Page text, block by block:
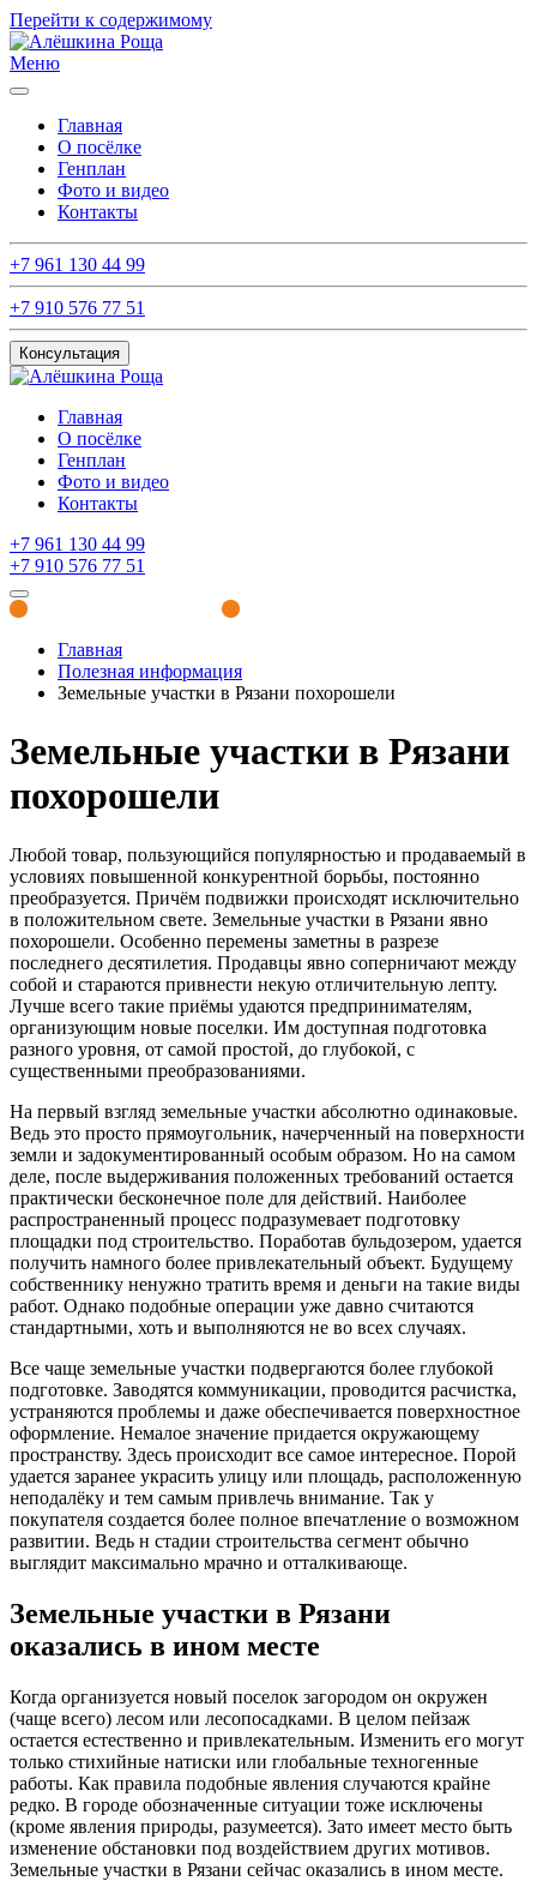
Перейти к содержимому
Меню
Главная
О посёлке
Генплан
Фото и видео
Контакты
+7 961 130 44 99
+7 910 576 77 51
Консультация
Главная
О посёлке
Генплан
Фото и видео
Контакты
+7 961 130 44 99
+7 910 576 77 51
Главная
Полезная информация
Земельные участки в Рязани похорошели
Земельные участки в Рязани
похорошели
Любой товар, пользующийся популярностью и продаваемый в
условиях повышенной конкурентной борьбы, постоянно
преобразуется. Причём подвижки происходят исключительно
в положительном свете. Земельные участки в Рязани явно
похорошели. Особенно перемены заметны в разрезе
последнего десятилетия. Продавцы явно соперничают между
собой и стараются привнести некую отличительную лепту.
Лучше всего такие приёмы удаются предпринимателям,
организующим новые поселки. Им доступная подготовка
разного уровня, от самой простой, до глубокой, с
существенными преобразованиями.
На первый взгляд земельные участки абсолютно одинаковые.
Ведь это просто прямоугольник, начерченный на поверхности
земли и задокументированный особым образом. Но на самом
деле, после выдерживания положенных требований остается
практически бесконечное поле для действий. Наиболее
распространенный процесс подразумевает подготовку
площадки под строительство. Поработав бульдозером, удается
получить намного более привлекательный объект. Будущему
собственнику ненужно тратить время и деньги на такие виды
работ. Однако подобные операции уже давно считаются
стандартными, хоть и выполняются не во всех случаях.
Все чаще земельные участки подвергаются более глубокой
подготовке. Заводятся коммуникации, проводится расчистка,
устраняются проблемы и даже обеспечивается поверхностное
оформление. Немалое значение придается окружающему
пространству. Здесь происходит все самое интересное. Порой
удается заранее украсить улицу или площадь, расположенную
неподалёку и тем самым привлечь внимание. Так у
покупателя создается более полное впечатление о возможном
развитии. Ведь н стадии строительства сегмент обычно
выглядит максимально мрачно и отталкивающе.
Земельные участки в Рязани
оказались в ином месте
Когда организуется новый поселок загородом он окружен
(чаще всего) лесом или лесопосадками. В целом пейзаж
остается естественно и привлекательным. Изменить его могут
только стихийные натиски или глобальные техногенные
работы. Как правила подобные явления случаются крайне
редко. В городе обозначенные ситуации тоже исключены
(кроме явления природы, разумеется). Зато имеет место быть
изменение обстановки под воздействием других мотивов.
Земельные участки в Рязани сейчас оказались в ином месте.